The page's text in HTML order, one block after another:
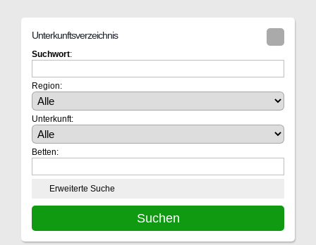
Unterkunftsverzeichnis
Suchwort:
Region:
Unterkunft:
Betten:
Erweiterte Suche